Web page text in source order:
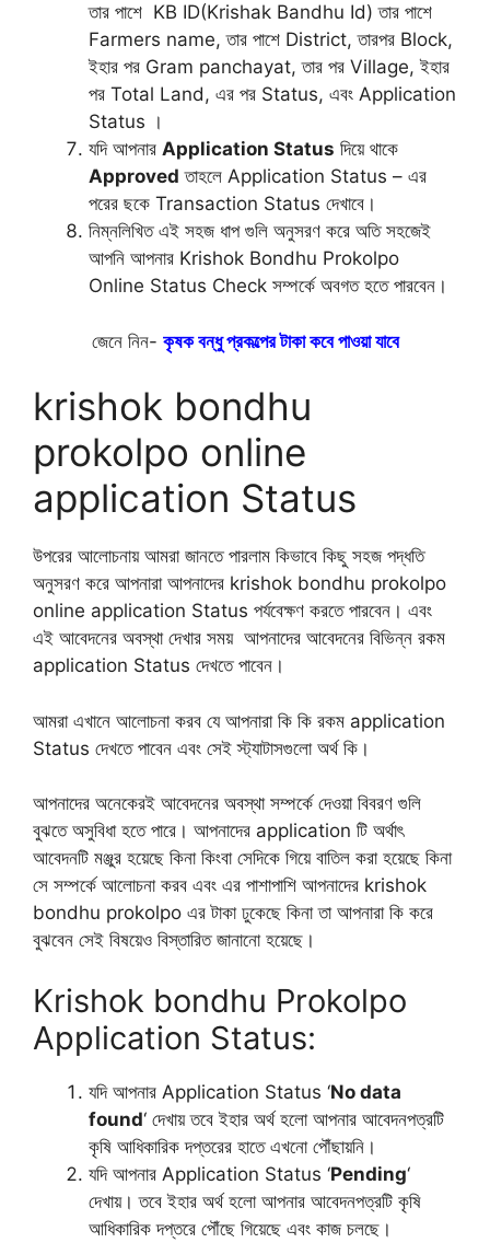
তার পাশে KB ID(Krishak Bandhu Id) তার পাশে
Farmers name, তার পাশে District, তারপর Block,
ইহার পর Gram panchayat, তার পর Village, ইহার
পর Total Land, এর পর Status, এবং Application
Status ।
যদি আপনার Application Status দিয়ে থাকে
Approved তাহলে Application Status – এর
পরের ছকে Transaction Status দেখাবে।
নিম্নলিখিত এই সহজ ধাপ গুলি অনুসরণ করে অতি সহজেই
আপনি আপনার Krishok Bondhu Prokolpo
Online Status Check সম্পর্কে অবগত হতে পারবেন।
জেনে নিন- কৃষক বন্ধু প্রকল্পের টাকা কবে পাওয়া যাবে
krishok bondhu
prokolpo online
application Status
উপরের আলোচনায় আমরা জানতে পারলাম কিভাবে কিছু সহজ পদ্ধতি
অনুসরণ করে আপনারা আপনাদের krishok bondhu prokolpo
online application Status পর্যবেক্ষণ করতে পারবেন। এবং
এই আবেদনের অবস্থা দেখার সময় আপনাদের আবেদনের বিভিন্ন রকম
application Status দেখতে পাবেন।
আমরা এখানে আলোচনা করব যে আপনারা কি কি রকম application
Status দেখতে পাবেন এবং সেই স্ট্যাটাসগুলো অর্থ কি।
আপনাদের অনেকেরই আবেদনের অবস্থা সম্পর্কে দেওয়া বিবরণ গুলি
বুঝতে অসুবিধা হতে পারে। আপনাদের application টি অর্থাৎ
আবেদনটি মঞ্জুর হয়েছে কিনা কিংবা সেদিকে গিয়ে বাতিল করা হয়েছে কিনা
সে সম্পর্কে আলোচনা করব এবং এর পাশাপাশি আপনাদের krishok
bondhu prokolpo এর টাকা ঢুকেছে কিনা তা আপনারা কি করে
বুঝবেন সেই বিষয়েও বিস্তারিত জানানো হয়েছে।
Krishok bondhu Prokolpo
Application Status:
যদি আপনার Application Status ‘No data
found‘ দেখায় তবে ইহার অর্থ হলো আপনার আবেদনপত্রটি
কৃষি আধিকারিক দপ্তরের হাতে এখনো পৌঁছায়নি।
যদি আপনার Application Status ‘Pending‘
দেখায়। তবে ইহার অর্থ হলো আপনার আবেদনপত্রটি কৃষি
আধিকারিক দপ্তরে পৌঁছে গিয়েছে এবং কাজ চলছে।